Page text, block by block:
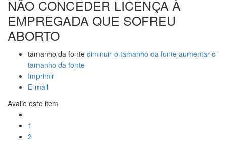
NÃO CONCEDER LICENÇA À
EMPREGADA QUE SOFREU
ABORTO
tamanho da fonte diminuir o tamanho da fonte aumentar o
tamanho da fonte
Imprimir
E-mail
Avalie este item
1
2